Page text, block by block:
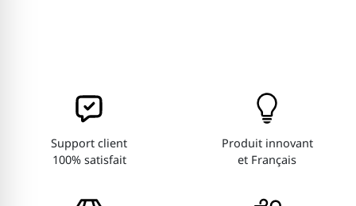
Support client
100% satisfait
Produit innovant
et Français